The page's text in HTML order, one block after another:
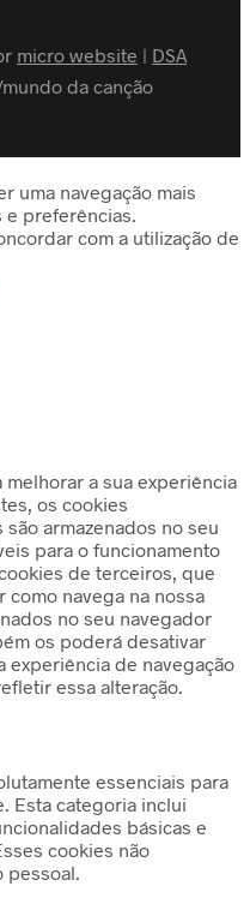
micro website | DSA
da canção
uma navegação mais
e preferências.
com a utilização de
a sua experiência
os cookies
armazenados no seu
para o funcionamento
de terceiros, que
como navega na nossa
no seu navegador
os poderá desativar
experiência de navegação
essa alteração.
essenciais para
Esta categoria inclui
básicas e
cookies não
pessoal.